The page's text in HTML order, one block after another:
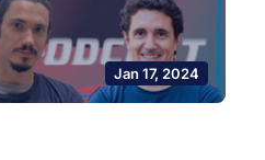
Jan 17, 2024